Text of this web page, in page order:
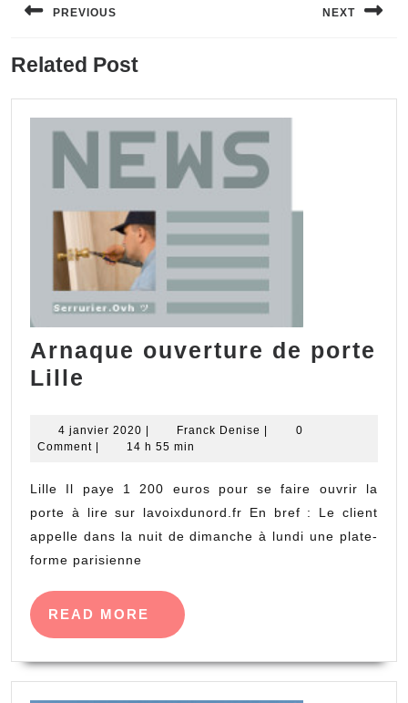
de
PREVIOUS
post:
NEXT
Related Post
Arnaque ouverture de porte
Lille
de
porte
Lille
4 janvier 2020 4
janvier
Franck Denise Franck0
Comment
14 h 55 min
Lille Il paye 1 200 euros pour se faire ouvrir la
porte à lire sur lavoixdunord.fr En bref : Le client
appelle dans la nuit de dimanche à lundi une plate-
forme parisienne
READ MORE
READ
MORE